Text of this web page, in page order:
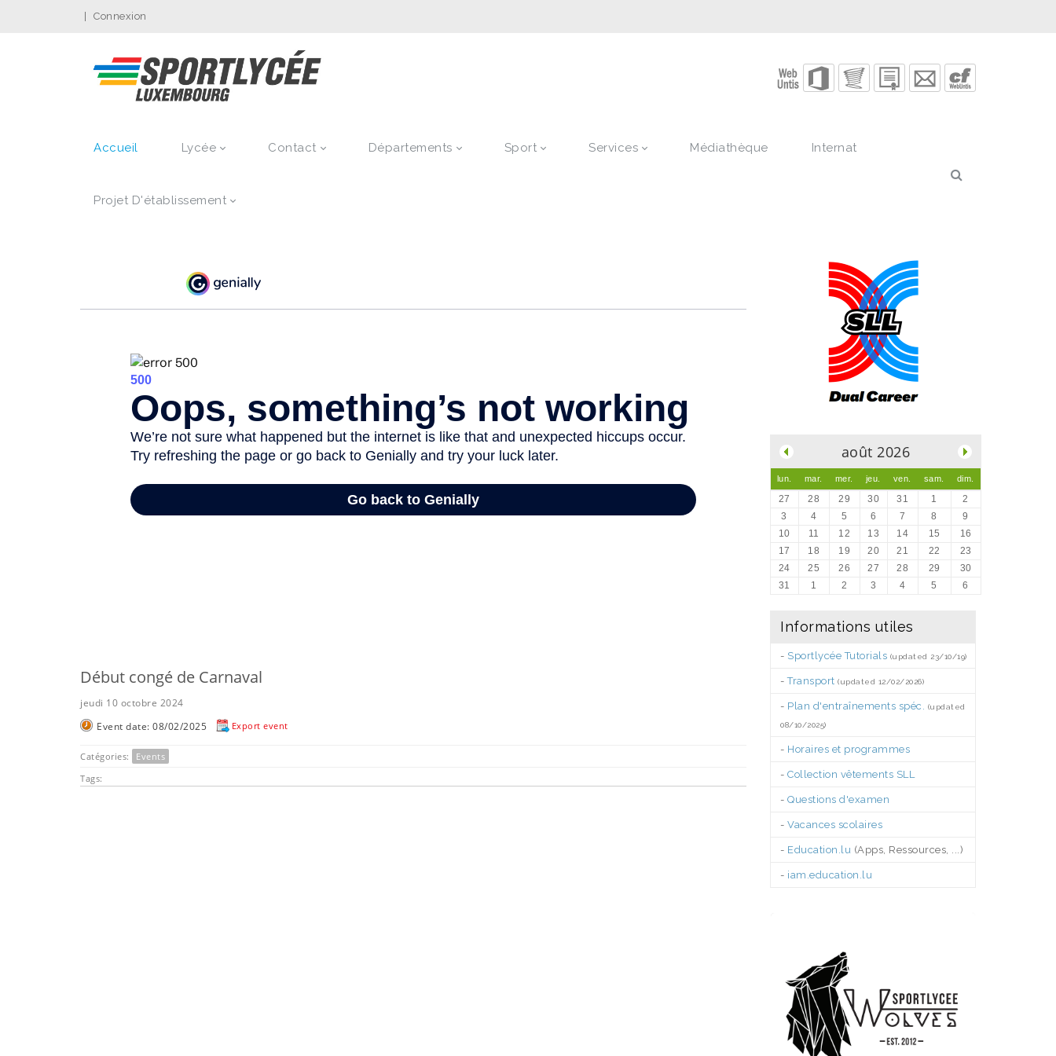
Connexion
Accueil Lycée Contact Départements Sport Services Médiathèque Internat
Projet D'établissement
Début congé de Carnaval
jeudi 10 octobre 2024
Event date: 08/02/2025
Export event
Catégories:
Events
Tags:
août 2026
lun. mar. mer. jeu. ven. sam. dim.
27 28 29 30 31 1
2
3
4 5 6 7 8
9
10
11 12 13 14 15
16
17
18 19 20 21 22
23
24
25 26 27 28 29
30
31
1 2 3 4 5 6
Informations utiles
- Sportlycée Tutorials (updated 23/10/19)
-Transport (updated 12/02/2026)
- Plan d'entraînements spéc. (updated
08/10/2025)
- Horaires et programmes
- Collection vêtements SLL
- Questions d'examen
- Vacances scolaires
- Education.lu (Apps, Ressources, ...)
- iam.education.lu